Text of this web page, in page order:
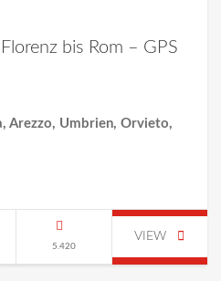
bis Rom – GPS
Arezzo, Umbrien, Orvieto,
5.420
VIEW